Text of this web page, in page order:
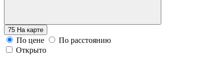
75 На карте
По цене
По расстоянию
Открыто